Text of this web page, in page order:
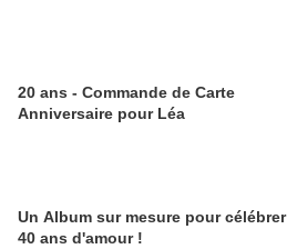
20 ans - Commande de Carte
Anniversaire pour Léa
Un Album sur mesure pour célébrer
40 ans d'amour !